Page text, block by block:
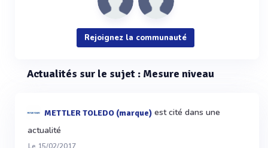
Rejoignez la communauté
Actualités sur le sujet : Mesure niveau
METTLER TOLEDO (marque) est cité dans une
actualité